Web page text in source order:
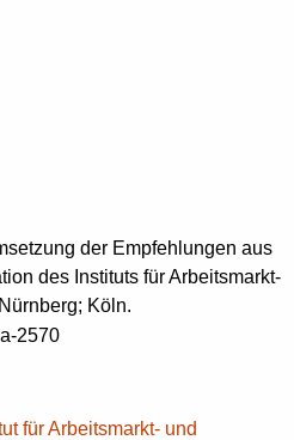
der Empfehlungen aus
des Instituts für Arbeitsmarkt-
Köln.
2570
für Arbeitsmarkt- und